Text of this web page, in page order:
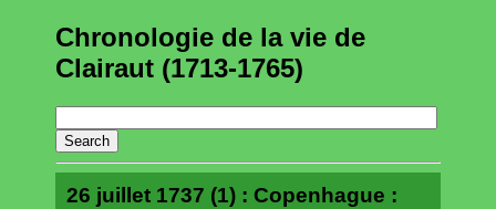
Chronologie de la vie de
Clairaut (1713-1765)
26 juillet 1737 (1) : Copenhague :